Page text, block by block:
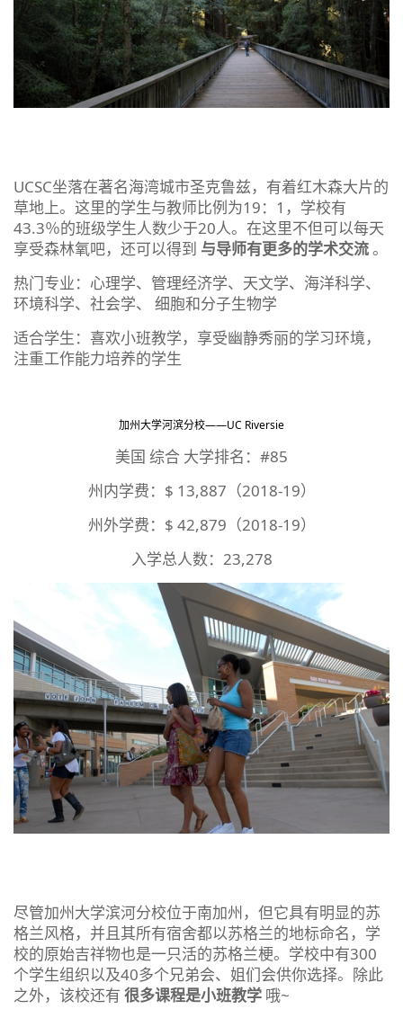
UCSC坐落在著名海湾城市圣克鲁兹，有着红木森大片的
草地上。这里的学生与教师比例为19：1，学校有
43.3％的班级学生人数少于20人。在这里不但可以每天
享受森林氧吧，还可以得到 与导师有更多的学术交流。
热门专业：心理学、管理经济学、天文学、海洋科学、
环境科学、社会学、 细胞和分子生物学
适合学生：喜欢小班教学，享受幽静秀丽的学习环境，
注重工作能力培养的学生
加州大学河滨分校——UC Riversie
美国 综合 大学排名：#85
州内学费：$ 13,887（2018-19）
州外学费：$ 42,879（2018-19）
入学总人数：23,278
尽管加州大学滨河分校位于南加州，但它具有明显的苏
格兰风格，并且其所有宿舍都以苏格兰的地标命名，学
校的原始吉祥物也是一只活的苏格兰梗。学校中有300
个学生组织以及40多个兄弟会、姐们会供你选择。除此
之外，该校还有 很多课程是小班教学 哦~